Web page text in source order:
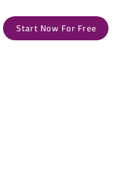
Start Now For Free